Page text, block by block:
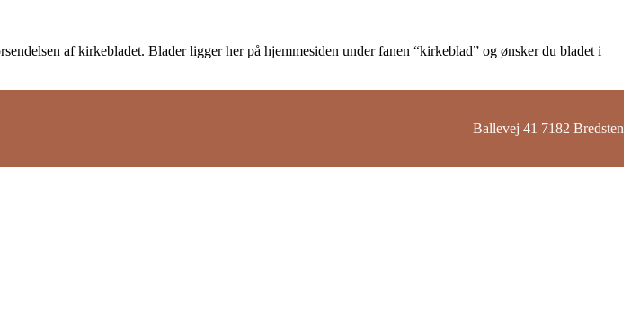
af kirkebladet. Blader ligger her på hjemmesiden under fanen “kirkeblad” og ønsker du bladet i
Ballevej 41 7182 Bredsten